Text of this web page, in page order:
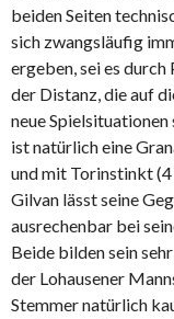
beiden Seiten
sich zwangsläufig
ergeben, sei es durch
der Distanz, die auf
neue
ist natürlich eine
und mit Torinstinkt
Gilvan lässt seine
ausrechenbar bei
Beide bilden sein
der Lohausener
Stemmer natürlich